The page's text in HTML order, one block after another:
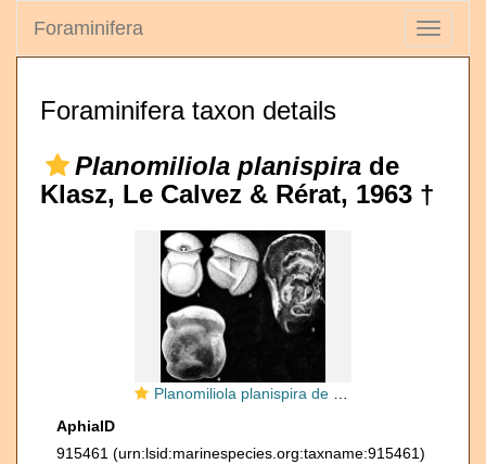
Toggle
Foraminifera
Foraminifera taxon details
Planomiliola planispira de
Klasz, Le Calvez & Rérat, 1963 †
Planomiliola planispira de Klasz, Le Calvez & Rérat, 1963
AphiaID
915461 (urn:lsid:marinespecies.org:taxname:915461)